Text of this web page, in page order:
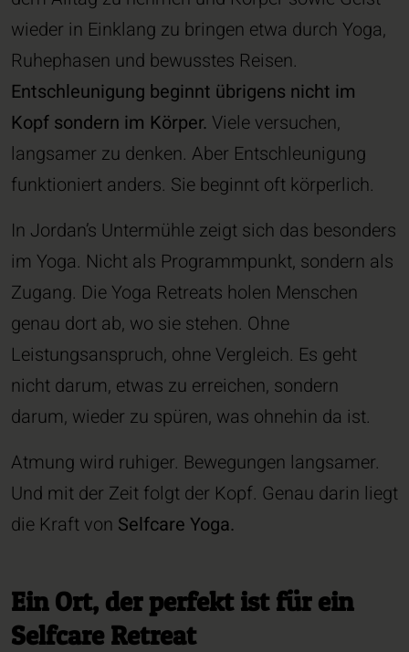
wieder in Einklang zu bringen etwa durch Yoga,
Ruhephasen und bewusstes Reisen.
Entschleunigung beginnt übrigens nicht im
Kopf sondern im Körper. Viele versuchen,
langsamer zu denken. Aber Entschleunigung
funktioniert anders. Sie beginnt oft körperlich.
In Jordan’s Untermühle zeigt sich das besonders
im Yoga. Nicht als Programmpunkt, sondern als
Zugang. Die Yoga Retreats holen Menschen
genau dort ab, wo sie stehen. Ohne
Leistungsanspruch, ohne Vergleich. Es geht
nicht darum, etwas zu erreichen, sondern
darum, wieder zu spüren, was ohnehin da ist.
Atmung wird ruhiger. Bewegungen langsamer.
Und mit der Zeit folgt der Kopf. Genau darin liegt
die Kraft von Selfcare Yoga.
Ein Ort, der perfekt ist für ein
Selfcare Retreat